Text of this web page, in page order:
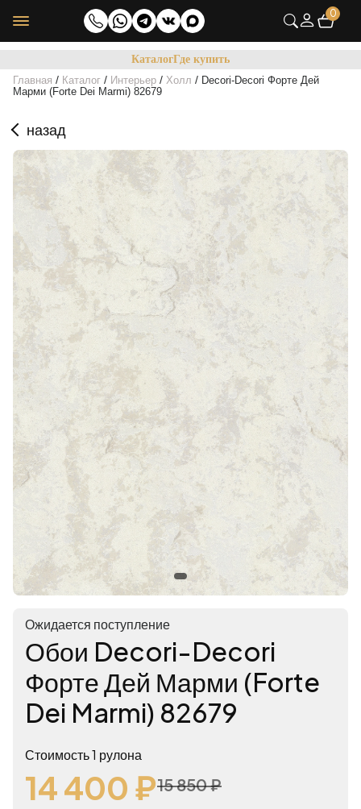
0
КаталогГде купить
Главная / Каталог / Интерьер / Холл / Decori-Decori Форте Дей
Марми (Forte Dei Marmi) 82679
назад
Ожидается поступление
Обои Decori-Decori
Форте Дей Марми (Forte
Dei Marmi) 82679
Стоимость 1 рулона
14 400 ₽15 850 ₽